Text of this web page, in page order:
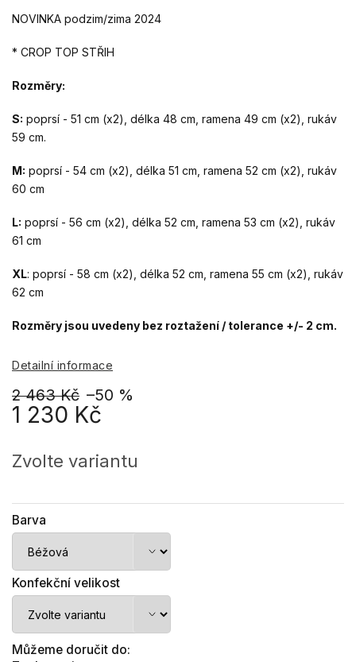
2 463 Kč –50 %
1 230 Kč
cena:
Zvolte variantu
Barva
Konfekční velikost
Můžeme doručit do:
NOVINKA podzim/zima 2024
* CROP TOP STŘIH
Rozměry:
S: poprsí - 51 cm (x2), délka 48 cm, ramena 49 cm (x2), rukáv
59 cm.
M: poprsí - 54 cm (x2), délka 51 cm, ramena 52 cm (x2), rukáv
60 cm
L: poprsí - 56 cm (x2), délka 52 cm, ramena 53 cm (x2), rukáv
61 cm
XL: poprsí - 58 cm (x2), délka 52 cm, ramena 55 cm (x2), rukáv
62 cm
Rozměry jsou uvedeny bez roztažení / tolerance +/- 2 cm.
Detailní informace